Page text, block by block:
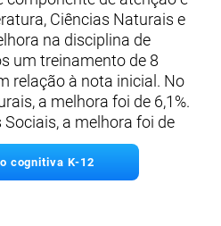
Ciências Naturais e
na disciplina de
um treinamento de 8
relação à nota inicial. No
a melhora foi de 6,1%.
a melhora foi de
cognitiva K-12